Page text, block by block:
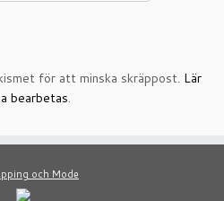
för att minska skräppost. Lär
bearbetas.